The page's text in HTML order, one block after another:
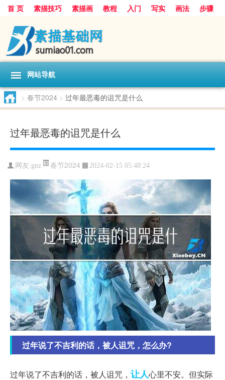
首 页 素描技巧 素描画 教程 入门 写实 画法
步骤
基础
超写实
网站导航
> 春节2024 > 过年最恶毒的诅咒是什么
过年最恶毒的诅咒是什么
网友:gnz 春节2024 2024-02-15 05:48:24
过年说了不吉利的话，被人诅咒，怎么办?
过年说了不吉利的话，被人诅咒， 让人心里不安。但实际